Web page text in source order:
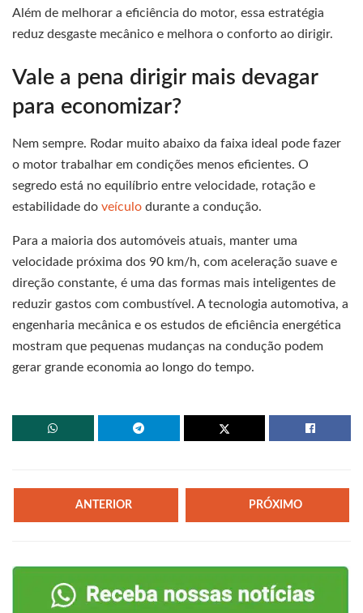
Além de melhorar a eficiência do motor, essa estratégia
reduz desgaste mecânico e melhora o conforto ao dirigir.
Vale a pena dirigir mais devagar
para economizar?
Nem sempre. Rodar muito abaixo da faixa ideal pode fazer
o motor trabalhar em condições menos eficientes. O
segredo está no equilíbrio entre velocidade, rotação e
estabilidade do veículo durante a condução.
Para a maioria dos automóveis atuais, manter uma
velocidade próxima dos 90 km/h, com aceleração suave e
direção constante, é uma das formas mais inteligentes de
reduzir gastos com combustível. A tecnologia automotiva, a
engenharia mecânica e os estudos de eficiência energética
mostram que pequenas mudanças na condução podem
gerar grande economia ao longo do tempo.
ANTERIOR PRÓXIMO